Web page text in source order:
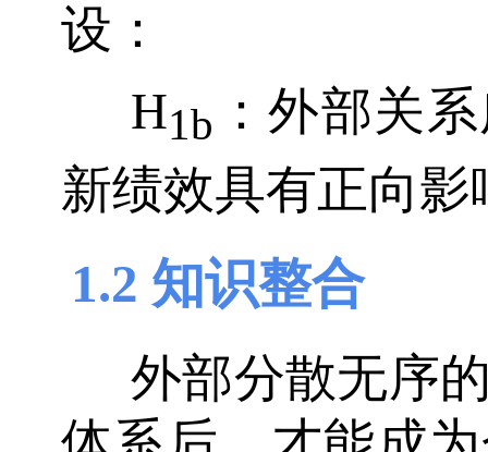
设：
H1b ：外部关
新绩效具有正向影
1.2 知识整合
外部分散无序